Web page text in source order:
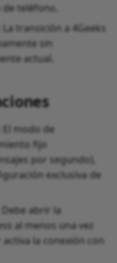
teléfono.
La transición a 4Geeks
sin
actual.
El modo de
fijo
por segundo),
exclusiva de
: Debe abrir la
al menos una vez
la conexión con